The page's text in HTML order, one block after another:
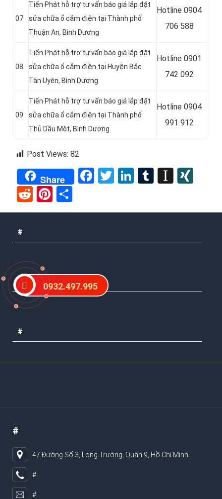
07
Tiến Phát hỗ trợ tư vấn báo giá lắp đặt
sửa chữa ổ cắm điện tại Thành phố
Thuận An, Bình Dương
Hotline 0904
706 588
08
Tiến Phát hỗ trợ tư vấn báo giá lắp đặt
sửa chữa ổ cắm điện tại Huyện Bắc
Tân Uyên, Bình Dương
Hotline 0901
742 092
09
Tiến Phát hỗ trợ tư vấn báo giá lắp đặt
sửa chữa ổ cắm điện tại Thành phố
Thủ Dầu Một, Bình Dương
Hotline 0904
991 912
Post Views: 82
Share Facebook
TwitterLinkedIn
Tumblr
RedditPinterest
#
#
#
#
47 Đường Số 3, Long Trường, Quận 9, Hồ Chí Minh
#
#
0932.497.995